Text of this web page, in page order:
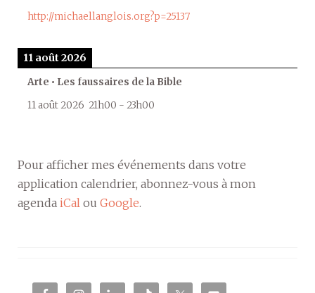
http://michaellanglois.org?p=25137
11 août 2026
Arte • Les faussaires de la Bible
11 août 2026 21h00 - 23h00
Pour afficher mes événements dans votre
application calendrier, abonnez-vous à mon
agenda iCal ou Google.